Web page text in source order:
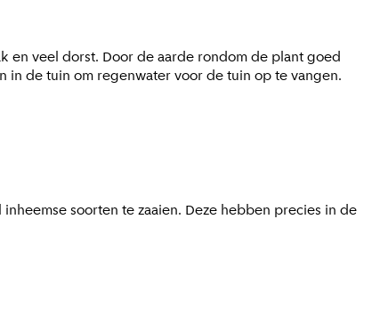
en veel dorst. Door de aarde rondom de plant goed
in de tuin om regenwater voor de tuin op te vangen.
soorten te zaaien. Deze hebben precies in de